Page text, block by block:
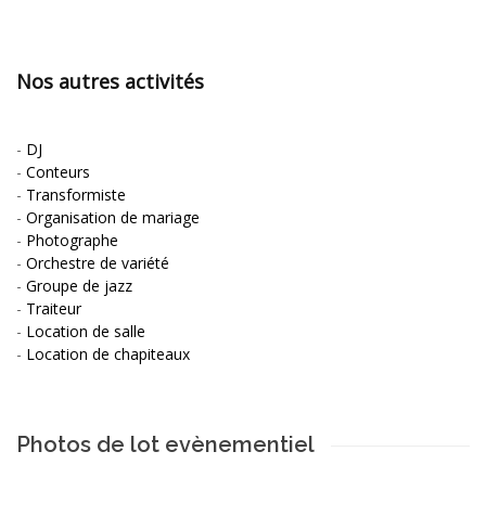
Nos autres activités
- DJ
- Conteurs
- Transformiste
- Organisation de mariage
- Photographe
- Orchestre de variété
- Groupe de jazz
- Traiteur
- Location de salle
- Location de chapiteaux
Photos de lot evènementiel